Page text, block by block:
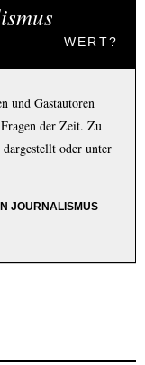
WERT?
und Gastautoren
der Zeit. Zu
oder unter
JOURNALISMUS